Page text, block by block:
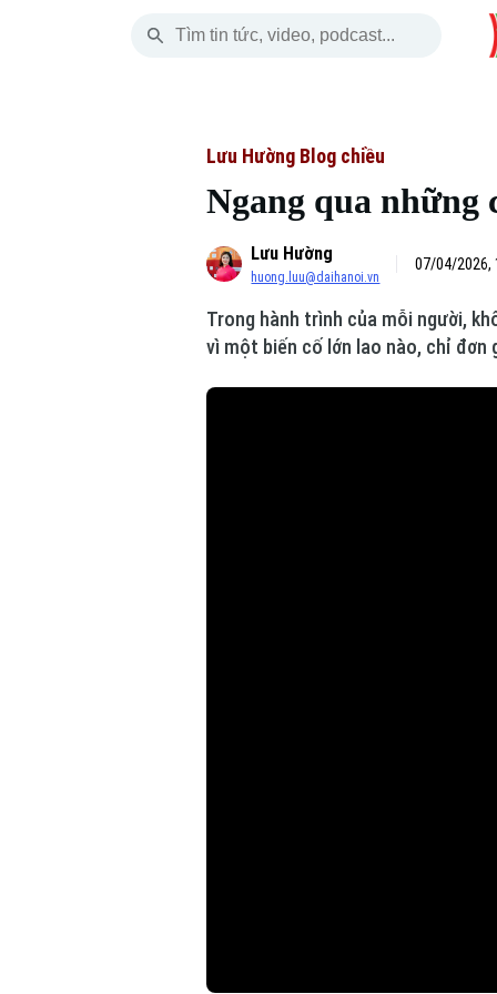
Hà Nội
Chính trị
Xã hội
An ninh trật tự
Nhịp sống Hà Nội
Người Hà Nội
Khoảnh khắc Hà
Ẩm thực
Quân sự
Hồ sơ
Người
Lưu Hường Blog chiều
Ngang qua những
Lưu Hường
huong.luu@daihanoi.vn
07/04/2026,
Trong hành trình của mỗi người,
vì một biến cố lớn lao nào, chỉ